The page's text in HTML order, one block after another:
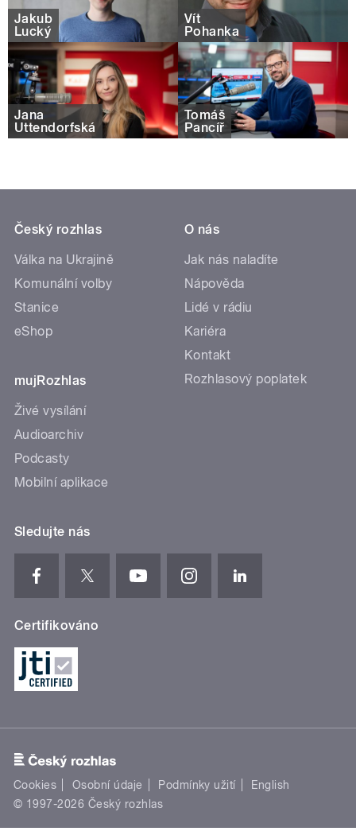
Jakub
Lucký
Vít
Pohanka
Jana
Uttendorfská
Tomáš
Pancíř
Český rozhlas
Válka na Ukrajině
Komunální volby
Stanice
eShop
mujRozhlas
Živé vysílání
Audioarchiv
Podcasty
Mobilní aplikace
O nás
Jak nás naladíte
Nápověda
Lidé v rádiu
Kariéra
Kontakt
Rozhlasový poplatek
Sledujte nás
Certifikováno
Cookies Osobní údaje Podmínky užití
English
© 1997-2026 Český rozhlas